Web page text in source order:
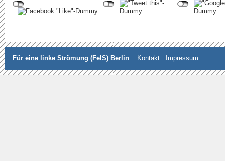
Für eine linke Strömung (FelS) Berlin :: Kontakt:: Impressum